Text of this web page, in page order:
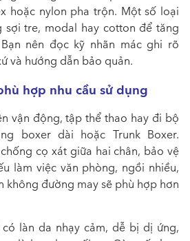
hoặc nylon pha trộn. Một số loại
sợi tre, modal hay cotton để tăng
nên đọc kỹ nhãn mác ghi rõ
và hướng dẫn bảo quản.
hợp nhu cầu sử dụng
vận động, tập thể thao hay đi bộ
boxer dài hoặc Trunk Boxer.
cọ xát giữa hai chân, bảo vệ
làm việc văn phòng, ngồi nhiều,
không đường may sẽ phù hợp hơn
làn da nhạy cảm, dễ bị dị ứng,